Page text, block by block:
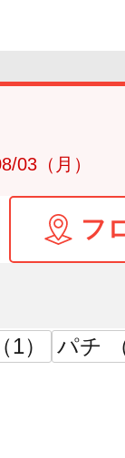
03（月）
フ
） パチ